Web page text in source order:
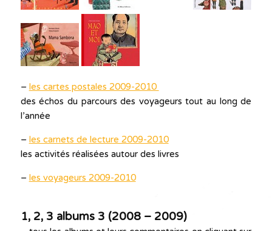
– les cartes postales 2009-2010
des échos du parcours des voyageurs tout au long de
l’année
– les carnets de lecture 2009-2010
les activités réalisées autour des livres
– les voyageurs 2009-2010
1, 2, 3 albums 3 (2008 – 2009)